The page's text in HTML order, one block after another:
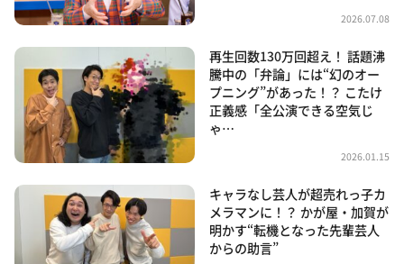
2026.07.08
再生回数130万回超え！ 話題沸
騰中の「弁論」には“幻のオー
プニング”があった！？ こたけ
正義感「全公演できる空気じ
ゃ…
2026.01.15
キャラなし芸人が超売れっ子カ
メラマンに！？ かが屋・加賀が
明かす“転機となった先輩芸人
からの助言”